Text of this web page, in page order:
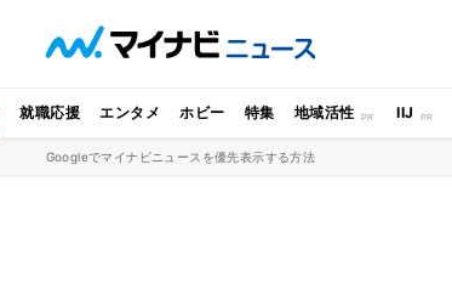
就職応援 エンタメ ホビー 特集 地域活性 IIJ
Googleでマイナビニュースを優先表示する方法